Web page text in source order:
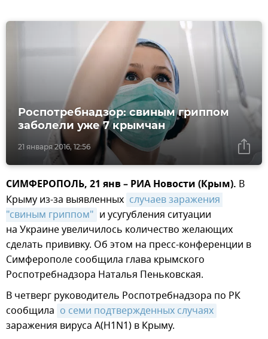
21 января 2016, 12:56
Роспотребнадзор: свиным гриппом
заболели уже 7 крымчан
СИМФЕРОПОЛЬ, 21 янв – РИА Новости (Крым). В
Крыму из-за выявленных случаев заражения
"свиным гриппом" и усугубления ситуации
на Украине увеличилось количество желающих
сделать прививку. Об этом на пресс-конференции в
Симферополе сообщила глава крымского
Роспотребнадзора Наталья Пеньковская.
В четверг руководитель Роспотребнадзора по РК
сообщила о семи подтвержденных случаях
заражения вируса A(H1N1) в Крыму.